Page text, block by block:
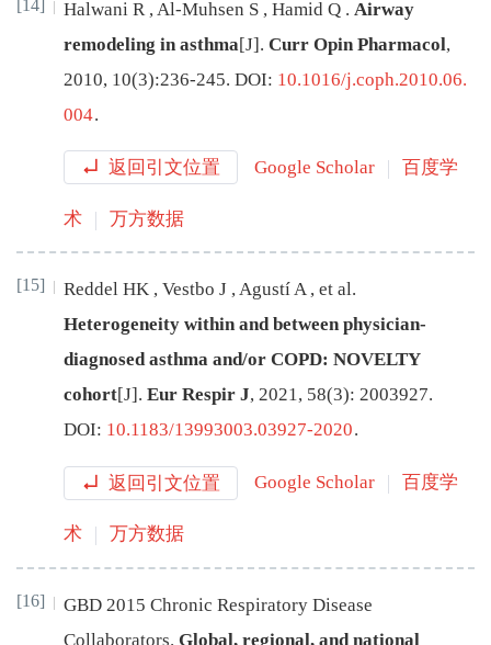
[14] Halwani R , Al-Muhsen S , Hamid Q . Airway
remodeling in asthma[J]. Curr Opin Pharmacol,
2010, 10(3):236-245. DOI: 10.1016/j.coph.2010.06.
004.
返回引文位置 Google Scholar 百度学
术 万方数据
[15] Reddel HK , Vestbo J ,AgustíA , et al.
Heterogeneity within and between physician-
diagnosed asthma and/or COPD: NOVELTY
cohort[J] . Eur Respir J, 2021, 58(3): 2003927.
DOI: 10.1183/13993003.03927-2020.
返回引文位置 Google Scholar 百度学
术 万方数据
[16]
GBD 2015 Chronic Respiratory Disease
Collaborators. Global, regional, and national